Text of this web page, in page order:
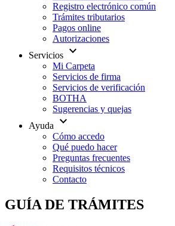
Registro electrónico común
Trámites tributarios
Pagos online
Autorizaciones
Servicios expand_more
Mi Carpeta
Servicios de firma
Servicios de verificación
BOTHA
Sugerencias y quejas
Ayuda
expand_more
Cómo accedo
Qué puedo hacer
Preguntas frecuentes
Requisitos técnicos
Contacto
GUÍA DE TRÁMITES